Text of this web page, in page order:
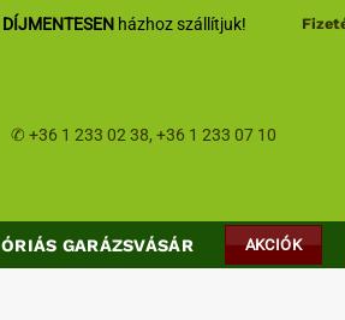
DÍJMENTESEN házhoz szállítjuk!
✆+36 1 233 02 38,+36 1 233 07 10
ÓRIÁS GARÁZSVÁSÁR AKCIÓK